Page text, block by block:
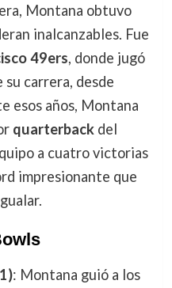
Montana obtuvo
inalcanzables. Fue
49ers, donde jugó
carrera, desde
esos años, Montana
quarterbackdel
a cuatro victorias
impresionante que
: Montana guió a los